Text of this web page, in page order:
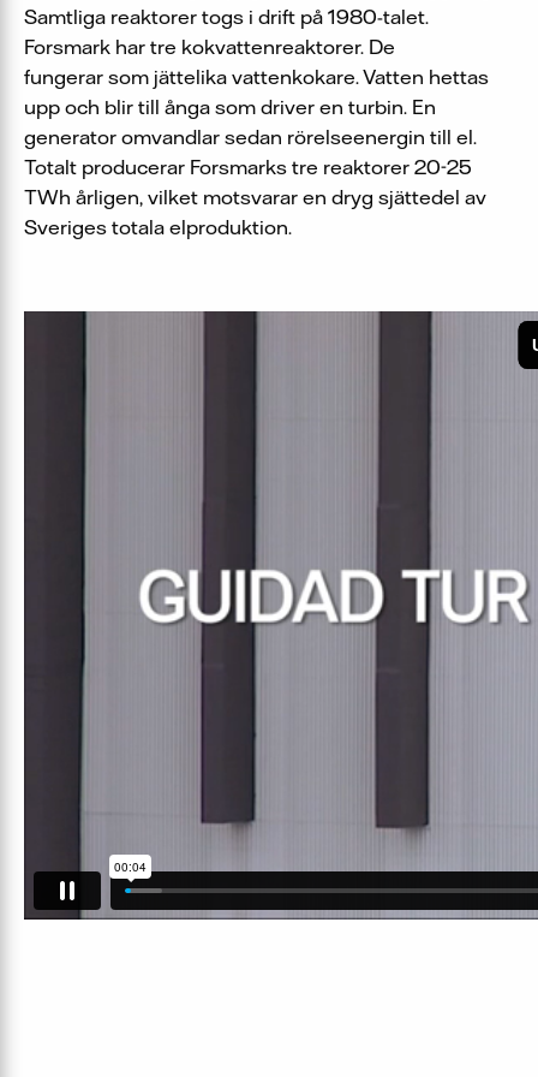
Samtliga reaktorer togs i drift på 1980-talet.
Forsmark har tre kokvattenreaktorer. De
fungerar som jättelika vattenkokare. Vatten hettas
upp och blir till ånga som driver en turbin. En
generator omvandlar sedan rörelseenergin till el.
Totalt producerar Forsmarks tre reaktorer 20-25
TWh årligen, vilket motsvarar en dryg sjättedel av
Sveriges totala elproduktion.